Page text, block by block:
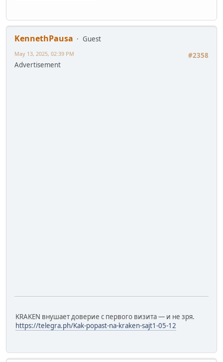
KennethPausa
Guest
#2358
May 13, 2025, 02:39 PM
Advertisement
KRAKEN внушает доверие с первого визита — и не зря.
https://telegra.ph/Kak-popast-na-kraken-sajt1-05-12